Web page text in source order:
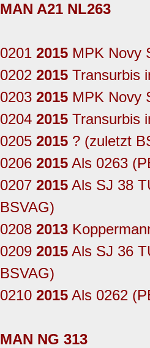
MAN A21 NL263
0201 2015MPK Novy
0202 2015Transurbis
0203 2015MPK Novy
0204 2015Transurbis
0205 2015? (zuletzt
0206 2015Als 0263
0207 2015Als SJ 38
BSVAG)
0208 2013
0209 2015Als SJ 36
BSVAG)
0210 2015Als 0262
MAN NG 313